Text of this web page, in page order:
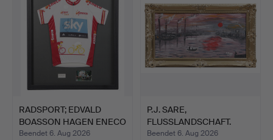
RADSPORT; EDVALD
BOASSON HAGEN ENECO
TOUR …
Beendet 6. Aug 2026
P.J. SARE,
FLUSSLANDSCHAFT.
Beendet 6. Aug 2026